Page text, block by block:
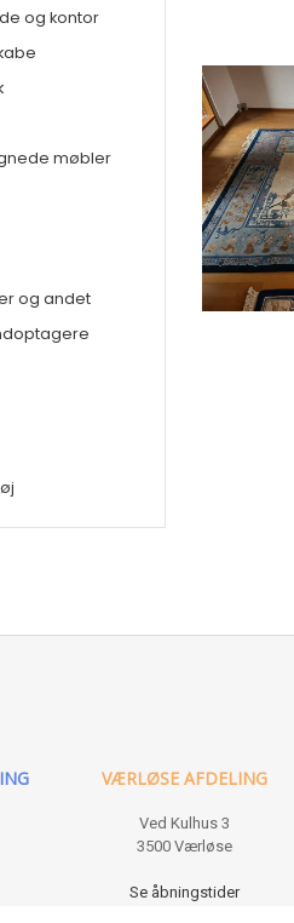
og kontor
møbler
og andet
VÆRLØSE AFDELING
Ved Kulhus 3
3500 Værløse
Se åbningstider